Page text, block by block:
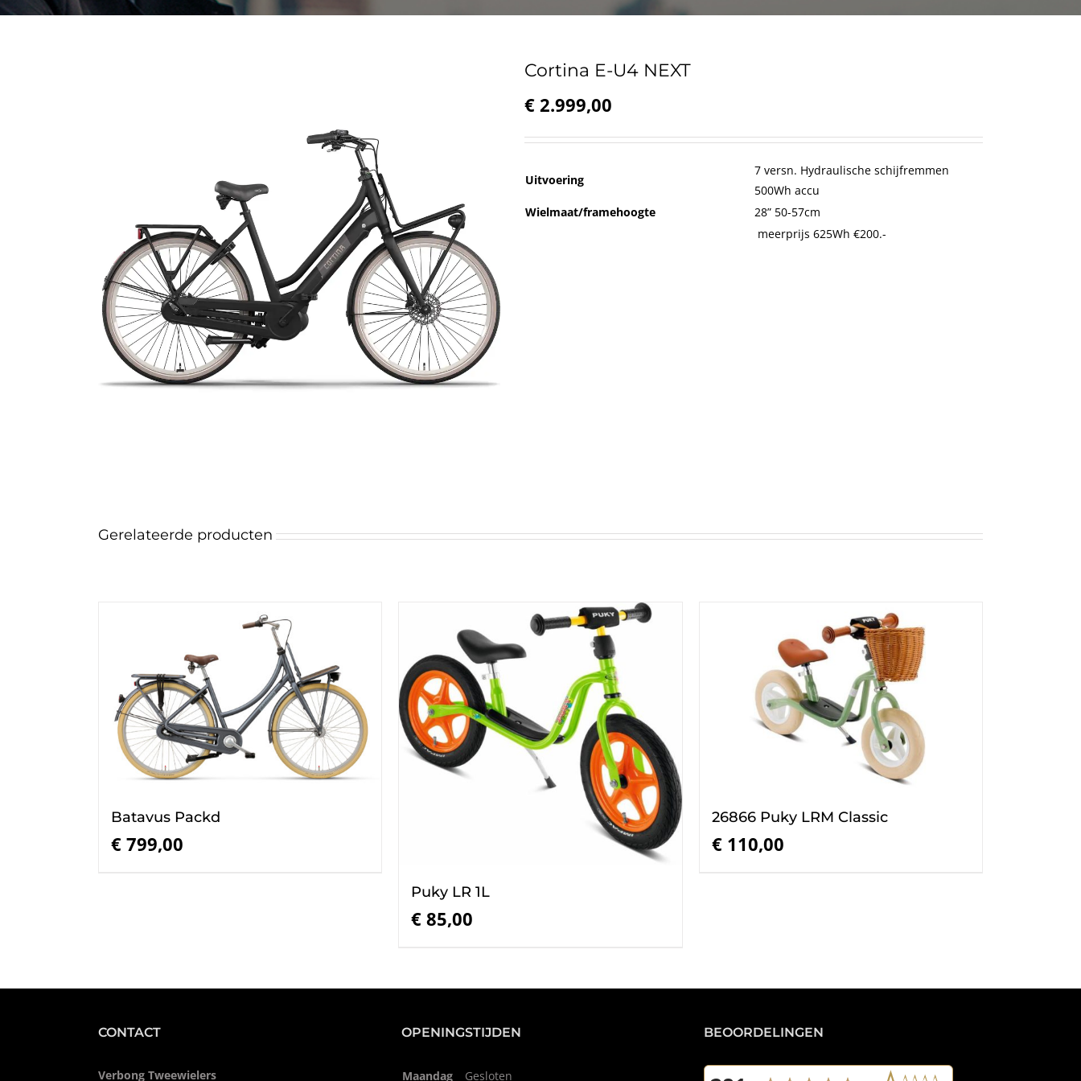
Cortina E-U4 NEXT
€ 2.999,00
Uitvoering
7 versn. Hydraulische schijfremmen
500Wh accu
Wielmaat/framehoogte
28” 50-57cm
meerprijs 625Wh €200.-
Gerelateerde producten
Batavus Packd
€ 799,00
Puky LR 1L
€ 85,00
26866 Puky LRM Classic
€110,00
CONTACT
Verbong Tweewielers
OPENINGSTIJDEN
Maandag Gesloten
BEOORDELINGEN